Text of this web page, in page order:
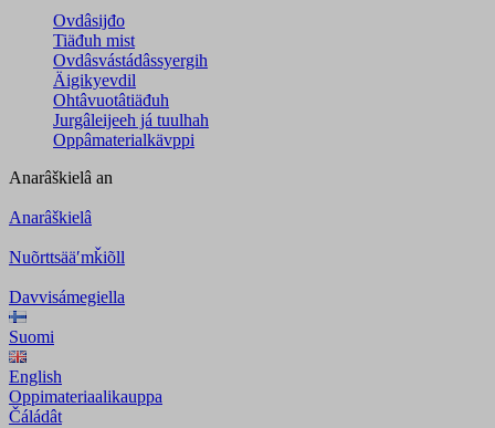
Ovdâsijđo
Tiäđuh mist
Ovdâsvástádâssyergih
Äigikyevdil
Ohtâvuotâtiäđuh
Jurgâleijeeh já tuulhah
Oppâmaterialkävppi
Anarâškielâ an
Anarâškielâ
Nuõrttsääʹmǩiõll
Davvisámegiella
Suomi
English
Oppimateriaalikauppa
Čáládât